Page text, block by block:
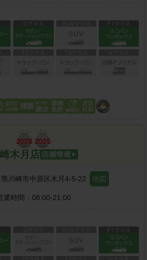
崎木月店
川崎市中原区木月4-5-22 地図
業時間： 08:00-21:00